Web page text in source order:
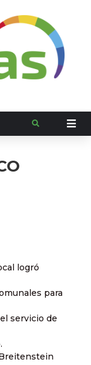
logró
para
servicio de